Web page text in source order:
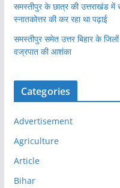
समस्तीपुर के छात्र की उत्तराखंड में
स्नातकोत्तर की कर रहा था पढ़ाई
समस्तीपुर समेत उत्तर बिहार के
वज्रपात की आशंका
Categories
Advertisement
Agriculture
Article
Bihar